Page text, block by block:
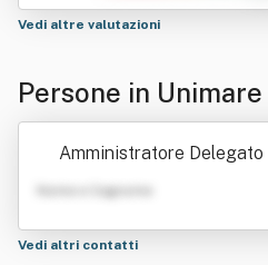
Vedi altre valutazioni
Persone in
Marittimi Srl
Amministratore Delegato
Nome e Cognome
Vedi altri contatti